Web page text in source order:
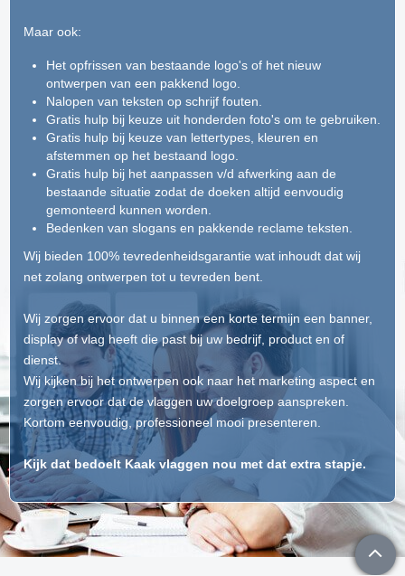
Maar ook:
Het opfrissen van bestaande logo's of het nieuw
ontwerpen van een pakkend logo.
Nalopen van teksten op schrijf fouten.
Gratis hulp bij keuze uit honderden foto's om te gebruiken.
Gratis hulp bij keuze van lettertypes, kleuren en
afstemmen op het bestaand logo.
Gratis hulp bij het aanpassen v/d afwerking aan de
bestaande situatie zodat de doeken altijd eenvoudig
gemonteerd kunnen worden.
Bedenken van slogans en pakkende reclame teksten.
Wij bieden 100% tevredenheidsgarantie wat inhoudt dat wij
net zolang ontwerpen tot u tevreden bent.
Wij zorgen ervoor dat u binnen een korte termijn een banner,
display of vlag heeft die past bij uw bedrijf, product en of
dienst.
Wij kijken bij het ontwerpen ook naar het marketing aspect en
zorgen ervoor dat de vlaggen uw doelgroep aanspreken.
Kortom eenvoudig, professioneel mooi presenteren.
Kijk dat bedoelt Kaak vlaggen nou met dat extra stapje.